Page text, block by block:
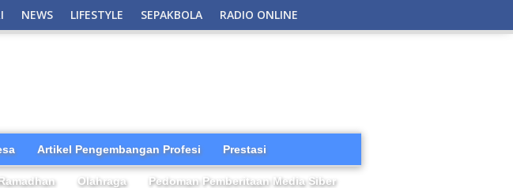
NEWS LIFESTYLE SEPAKBOLA RADIO ONLINE
Artikel Pengembangan Profesi Prestasi
Olahraga Pedoman Pemberitaan Media Siber